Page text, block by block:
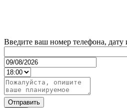
Введите ваш номер телефона, дату
Отправить